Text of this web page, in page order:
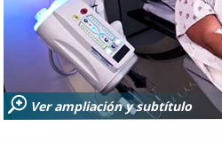
Ver ampliación y subtítulo